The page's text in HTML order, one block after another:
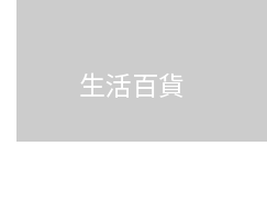
生活百貨